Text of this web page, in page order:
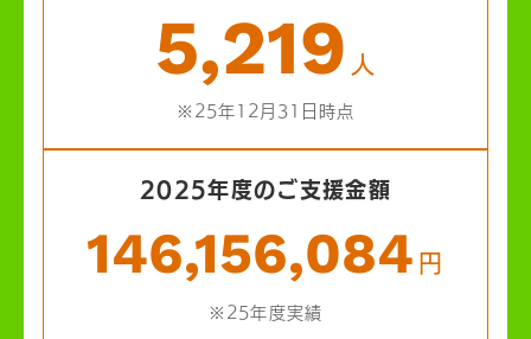
5,219 人
※25年12月31日時点
2025年度のご支援金額
146,156,084 円
※25年度実績